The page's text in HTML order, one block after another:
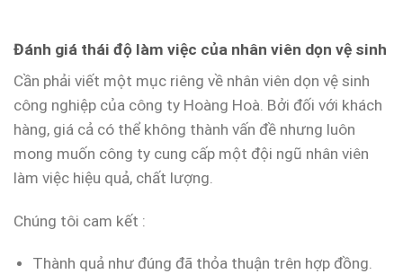
Đánh giá thái độ làm việc của nhân viên dọn vệ sinh
Cần phải viết một mục riêng về nhân viên dọn vệ sinh
công nghiệp của công ty Hoàng Hoà. Bởi đối với khách
hàng, giá cả có thể không thành vấn đề nhưng luôn
mong muốn công ty cung cấp một đội ngũ nhân viên
làm việc hiệu quả, chất lượng.
Chúng tôi cam kết :
Thành quả như đúng đã thỏa thuận trên hợp đồng.